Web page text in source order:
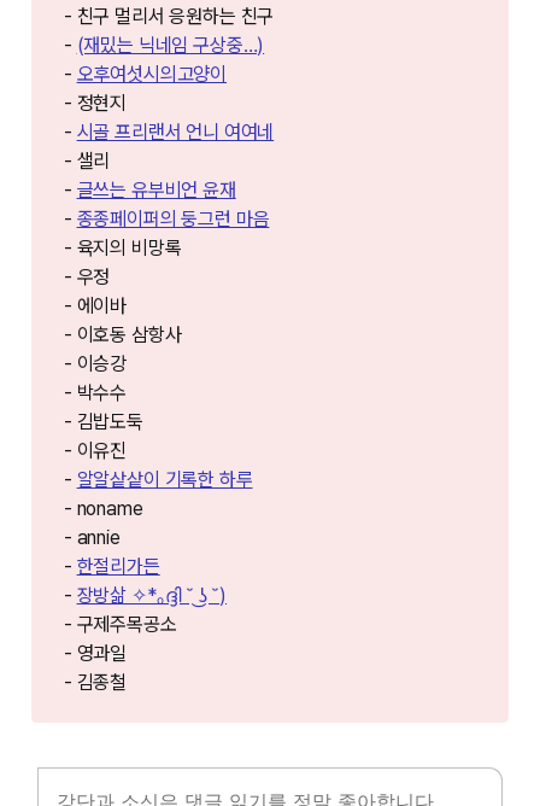
- 친구 멀리서 응원하는 친구
- (재밌는 닉네임 구상중…)
- 오후여섯시의고양이
- 정현지
- 시골 프리랜서 언니 여여네
- 샐리
- 글쓰는 유부비언 윤재
- 종종페이퍼의 둥그런 마음
- 육지의 비망록
- 우정
- 에이바
- 이호동 삼항사
- 이승강
- 박수수
- 김밥도둑
- 이유진
- 알알샅샅이 기록한 하루
- noname
- annie
- 한절리가든
- 장방삶 ✧*｡ദ്ദി ˘ ͜ʖ ˘)
- 구제주목공소
- 영과일
- 김종철